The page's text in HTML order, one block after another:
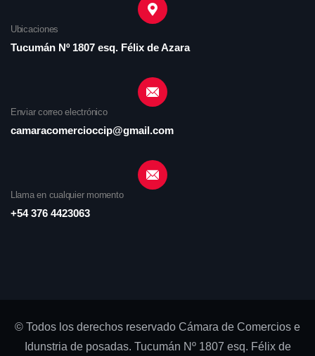
Ubicaciones
Tucumán Nº 1807 esq. Félix de Azara
Enviar correo electrónico
camaracomercioccip@gmail.com
Llama en cualquier momento
+54 376 4423063
© Todos los derechos reservado Cámara de Comercios e
Idunstria de posadas. Tucumán Nº 1807 esq. Félix de